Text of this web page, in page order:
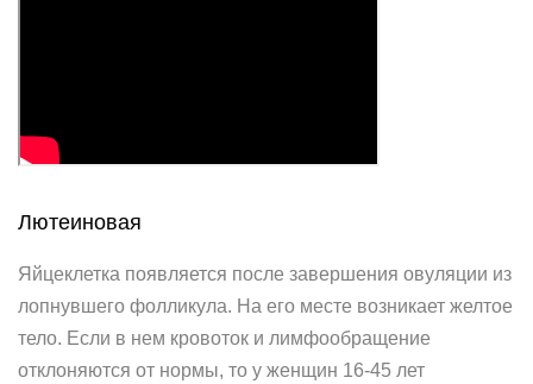
Лютеиновая
Яйцеклетка появляется после завершения овуляции из
лопнувшего фолликула. На его месте возникает желтое
тело. Если в нем кровоток и лимфообращение
отклоняются от нормы, то у женщин 16-45 лет